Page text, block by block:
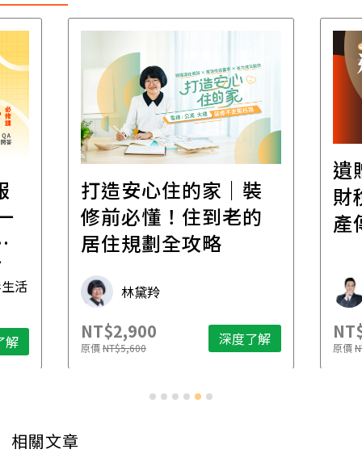
活
解
打造安心住的家｜裝
修前必懂！住到老的
居住規劃全攻略
林黛羚
NT$2,900
原價NT$5,600 深度了解
遺
財
產
原價
相關文章